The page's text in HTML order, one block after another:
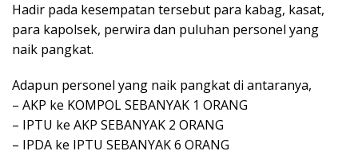
Hadir pada kesempatan tersebut para kabag, kasat,
para kapolsek, perwira dan puluhan personel yang
naik pangkat.
Adapun personel yang naik pangkat di antaranya,
– AKP ke KOMPOL SEBANYAK 1 ORANG
– IPTU ke AKP SEBANYAK 2 ORANG
– IPDA ke IPTU SEBANYAK 6 ORANG